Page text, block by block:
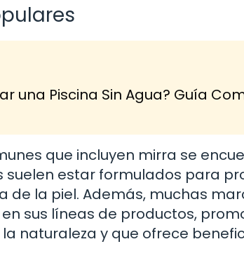
una Piscina Sin Agua? Guía
que incluyen mirra se
suelen estar formulados para
de la piel. Además, muchas
sus líneas de productos,
naturaleza y que ofrece